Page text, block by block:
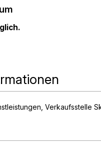
Verkaufsstelle